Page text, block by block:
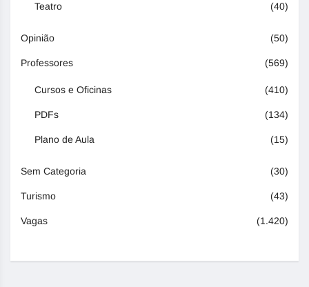
Teatro (40)
Opinião (50)
Professores (569)
Cursos e Oficinas (410)
PDFs (134)
Plano de Aula (15)
Sem Categoria (30)
Turismo (43)
Vagas (1.420)